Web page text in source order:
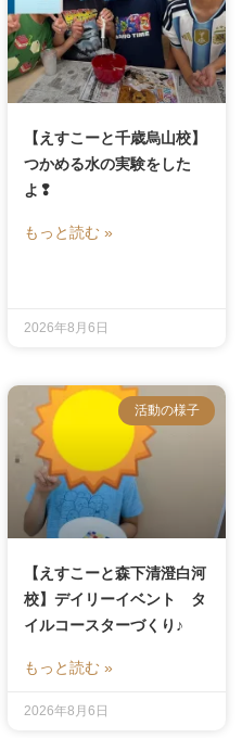
【えすこーと千歳烏山校】
つかめる水の実験をした
よ❢
もっと読む »
2026年8月6日
活動の様子
【えすこーと森下清澄白河
校】デイリーイベント タ
イルコースターづくり♪
もっと読む »
2026年8月6日